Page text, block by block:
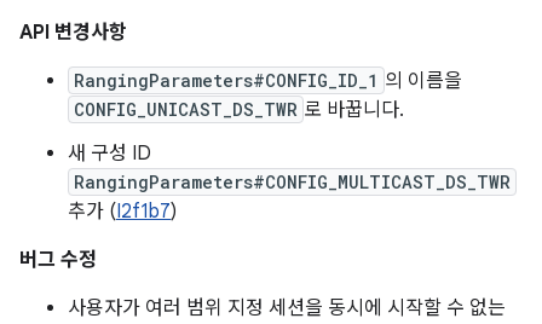
API 변경사항
RangingParameters#CONFIG_ID_1 의 이름을
CONFIG_UNICAST_DS_TWR 로 바꿉니다.
새 구성 ID
RangingParameters#CONFIG_MULTICAST_DS_TWR
추가 (I2f1b7)
버그 수정
사용자가 여러 범위 지정 세션을 동시에 시작할 수 없는